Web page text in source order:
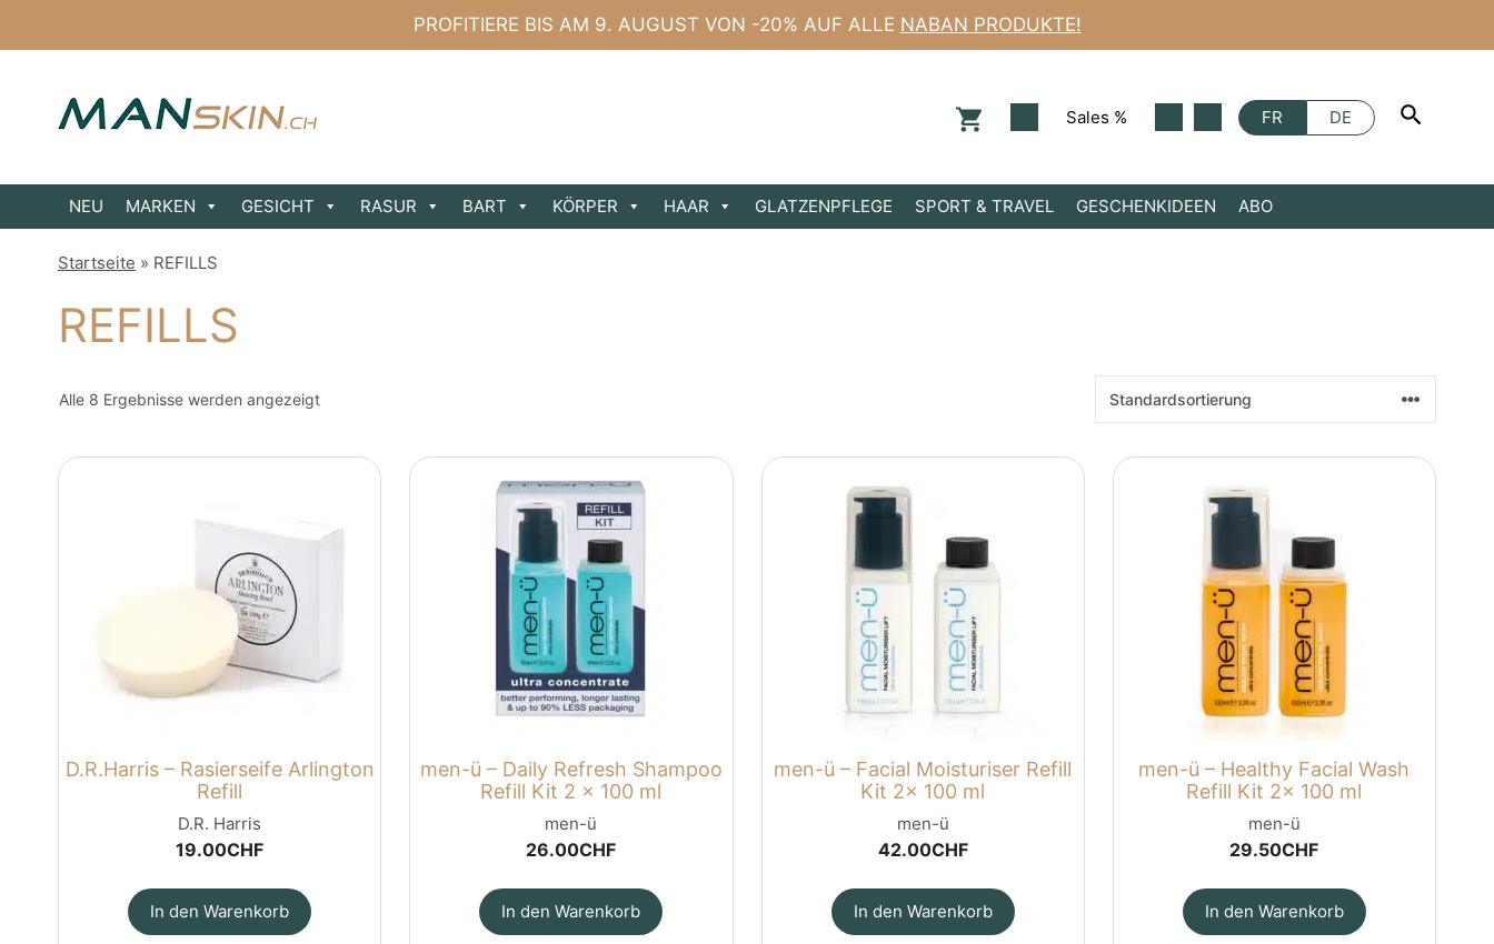
PROFITIERE BIS AM 9. AUGUST VON -20% AUF ALLE NABAN PRODUKTE!
Sales % FR DE
NEU MARKEN GESICHT RASUR BART KÖRPER HAAR GLATZENPFLEGE SPORT & TRAVEL GESCHENKIDEEN ABO
Startseite » REFILLS
REFILLS
Alle 8 Ergebnisse werden angezeigt
D.R.Harris – Rasierseife Arlington
Refill
D.R. Harris
19.00CHF
In den Warenkorb
men-ü – Daily Refresh Shampoo
Refill Kit 2 x 100 ml
men-ü
26.00CHF
In den Warenkorb
men-ü – Facial Moisturiser Refill
Kit 2x 100 ml
men-ü
42.00CHF
In den Warenkorb
men-ü – Healthy Facial Wash
Refill Kit 2x 100 ml
men-ü
29.50CHF
In den Warenkorb